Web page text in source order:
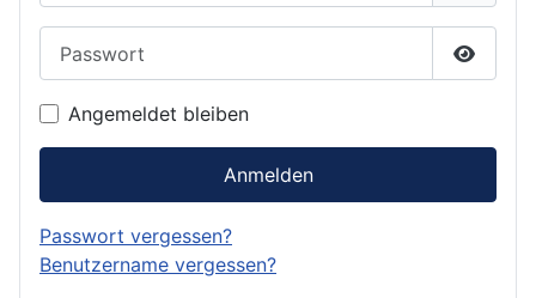
Angemeldet bleiben
Anmelden
Passwort vergessen?
Benutzername vergessen?